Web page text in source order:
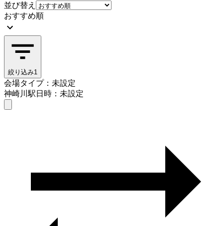
並び替え
おすすめ順
絞り込み1
会場タイプ：未設定
神崎川駅日時：未設定